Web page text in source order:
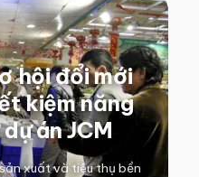
hội đổi mới
kiệm năng
án JCM
xuất và tiêu thụ bền